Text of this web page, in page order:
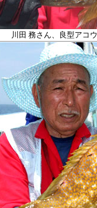
川田 務さん、良型アコ